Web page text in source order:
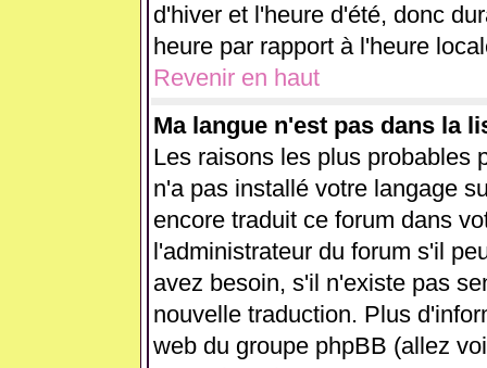
d'hiver et l'heure d'été, donc
heure par rapport à l'heure
Revenir en haut
Ma langue n'est pas dans la
Les raisons les plus probables
n'a pas installé votre langage
encore traduit ce forum dans
l'administrateur du forum s'il
avez besoin, s'il n'existe pas
nouvelle traduction. Plus
web du groupe phpBB (allez